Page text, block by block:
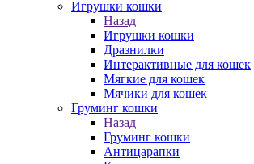
Игрушки кошки
Назад
Игрушки кошки
Дразнилки
Интерактивные для кошек
Мягкие для кошек
Мячики для кошек
Груминг кошки
Назад
Груминг кошки
Антицарапки